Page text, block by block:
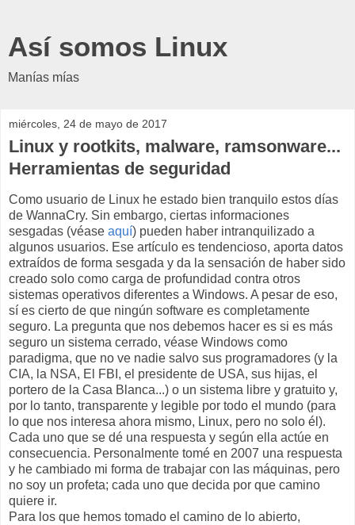
Así somos Linux
Manías mías
miércoles, 24 de mayo de 2017
Linux y rootkits, malware, ramsonware...
Herramientas de seguridad
Como usuario de Linux he estado bien tranquilo estos días
de WannaCry. Sin embargo, ciertas informaciones
sesgadas (véase aquí) pueden haber intranquilizado a
algunos usuarios. Ese artículo es tendencioso, aporta datos
extraídos de forma sesgada y da la sensación de haber sido
creado solo como carga de profundidad contra otros
sistemas operativos diferentes a Windows. A pesar de eso,
sí es cierto de que ningún software es completamente
seguro. La pregunta que nos debemos hacer es si es más
seguro un sistema cerrado, véase Windows como
paradigma, que no ve nadie salvo sus programadores (y la
CIA, la NSA, El FBI, el presidente de USA, sus hijas, el
portero de la Casa Blanca...) o un sistema libre y gratuito y,
por lo tanto, transparente y legible por todo el mundo (para
lo que nos interesa ahora mismo, Linux, pero no solo él).
Cada uno que se dé una respuesta y según ella actúe en
consecuencia. Personalmente tomé en 2007 una respuesta
y he cambiado mi forma de trabajar con las máquinas, pero
no soy un profeta; cada uno que decida por que camino
quiere ir.
Para los que hemos tomado el camino de lo abierto,